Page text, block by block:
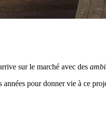
sur le marché avec des
pour donner vie à ce